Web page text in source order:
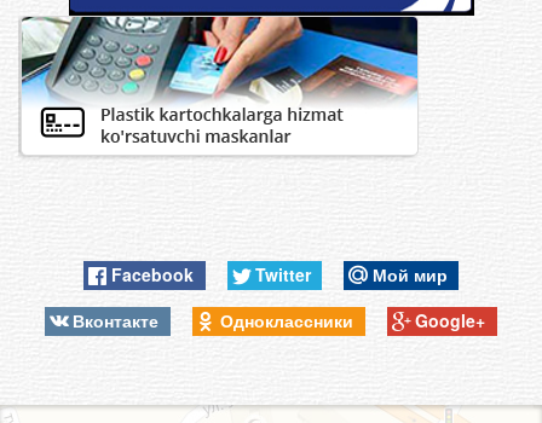
Facebook Twitter
Мой мир
Вконтакте
Одноклассники Google+